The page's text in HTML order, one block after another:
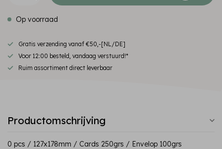
Op voorraad
Gratis verzending vanaf €50,-[NL/DE]
Voor 12:00 besteld, vandaag verstuurd!*
Ruim assortiment direct leverbaar
Productomschrijving
0 pcs / 127x178mm / Cards 250grs / Envelop 100grs